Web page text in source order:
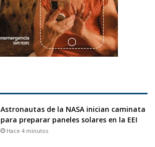
Astronautas de la NASA inician caminata
para preparar paneles solares en la EEI
Hace 4 minutos